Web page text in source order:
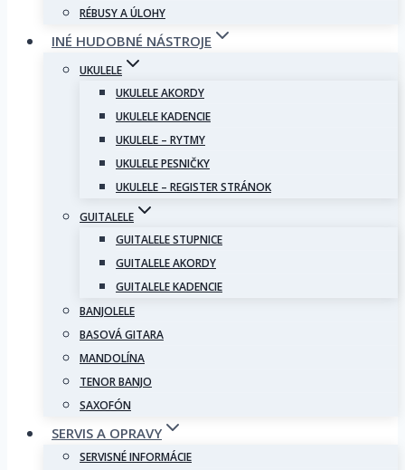
RÉBUSY A ÚLOHY
INÉ HUDOBNÉ NÁSTROJE
UKULELE
UKULELE AKORDY
UKULELE KADENCIE
UKULELE – RYTMY
UKULELE PESNIČKY
UKULELE – REGISTER STRÁNOK
GUITALELE
GUITALELE STUPNICE
GUITALELE AKORDY
GUITALELE KADENCIE
BANJOLELE
BASOVÁ GITARA
MANDOLÍNA
TENOR BANJO
SAXOFÓN
SERVIS A OPRAVY
SERVISNÉ INFORMÁCIE